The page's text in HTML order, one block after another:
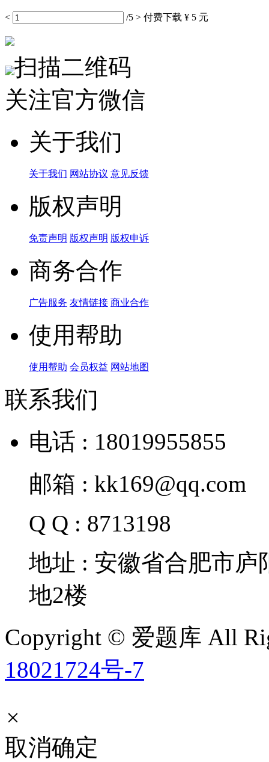
< /5 > 付费下载 ¥ 5 元
扫描二维码
关注官方微信
关于我们
关于我们 网站协议 意见反馈
版权声明
免责声明 版权声明 版权申诉
商务合作
广告服务 友情链接 商业合作
使用帮助
使用帮助 会员权益 网站地图
联系我们
电话 : 18019955855
邮箱 : kk169@qq.com
Q Q : 8713198
地址 : 安徽省合肥市
地2楼
Copyright © 爱题库 All
18021724号-7
×
取消确定